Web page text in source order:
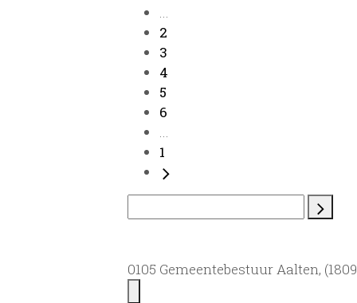
...
2
3
4
5
6
...
1
0105 Gemeentebestuur Aalten,